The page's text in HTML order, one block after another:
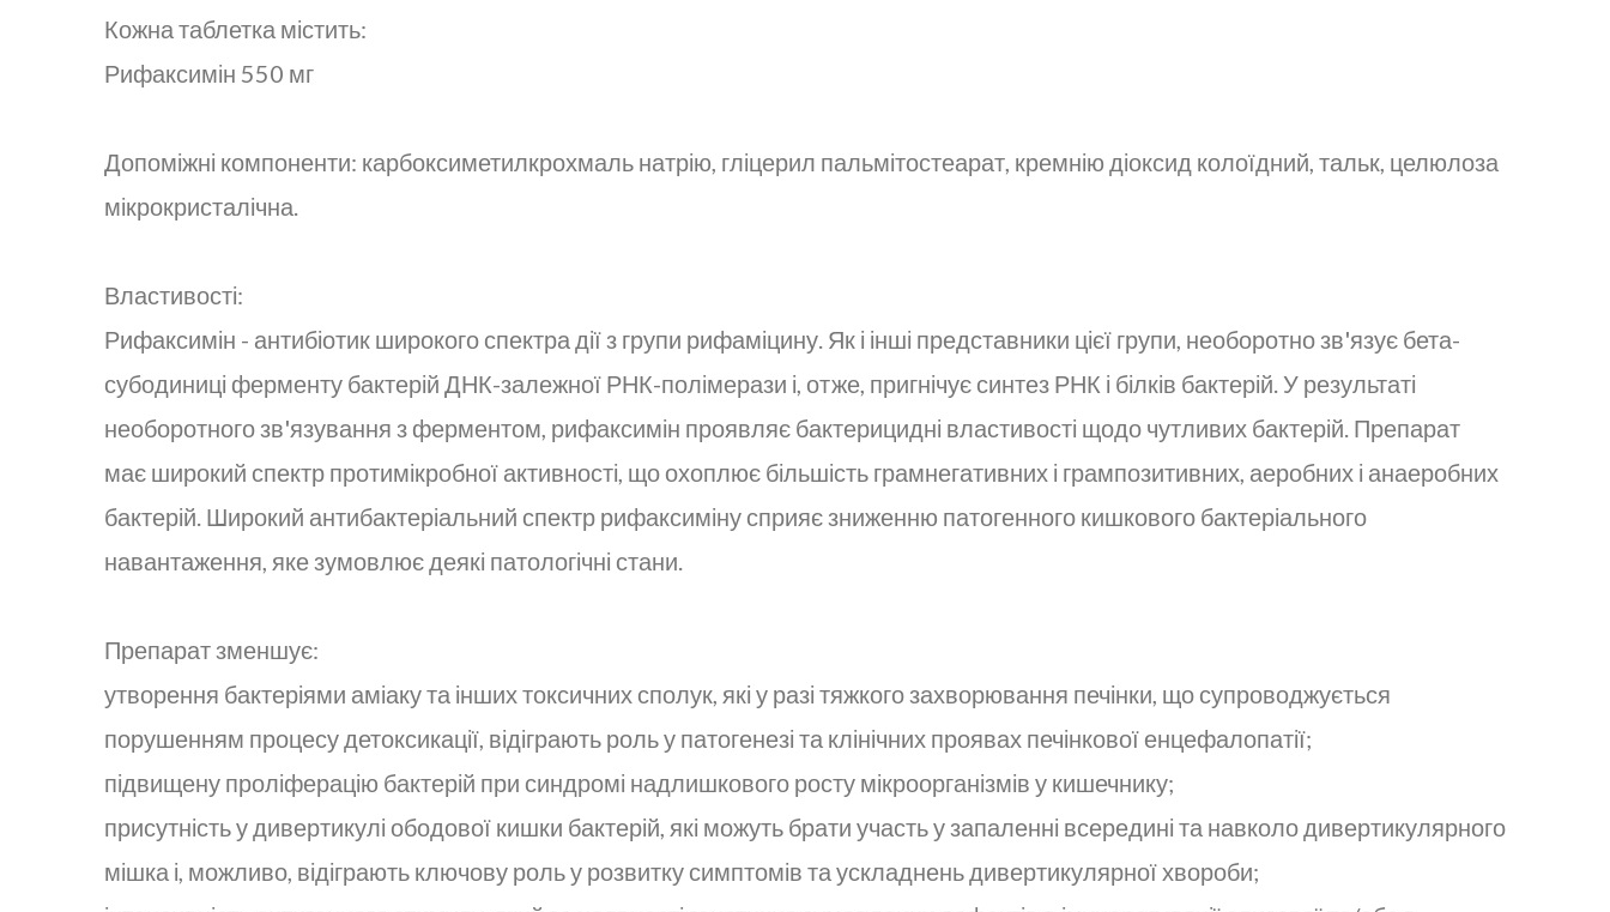
Кожна таблетка містить:
Рифаксимін 550 мг
Допоміжні компоненти: карбоксиметилкрохмаль натрію, гліцерил пальмітостеарат, кремнію діоксид колоїдний, тальк, целюлоза
мікрокристалічна.
Властивості:
Рифаксимін - антибіотик широкого спектра дії з групи рифаміцину. Як і інші представники цієї групи, необоротно зв'язує бета-
субодиниці ферменту бактерій ДНК-залежної РНК-полімерази і, отже, пригнічує синтез РНК і білків бактерій. У результаті
необоротного зв'язування з ферментом, рифаксимін проявляє бактерицидні властивості щодо чутливих бактерій. Препарат
має широкий спектр протимікробної активності, що охоплює більшість грамнегативних і грампозитивних, аеробних і анаеробних
бактерій. Широкий антибактеріальний спектр рифаксиміну сприяє зниженню патогенного кишкового бактеріального
навантаження, яке зумовлює деякі патологічні стани.
Препарат зменшує:
утворення бактеріями аміаку та інших токсичних сполук, які у разі тяжкого захворювання печінки, що супроводжується
порушенням процесу детоксикації, відіграють роль у патогенезі та клінічних проявах печінкової енцефалопатії;
підвищену проліферацію бактерій при синдромі надлишкового росту мікроорганізмів у кишечнику;
присутність у дивертикулі ободової кишки бактерій, які можуть брати участь у запаленні всередині та навколо дивертикулярного
мішка і, можливо, відіграють ключову роль у розвитку симптомів та ускладнень дивертикулярної хвороби;